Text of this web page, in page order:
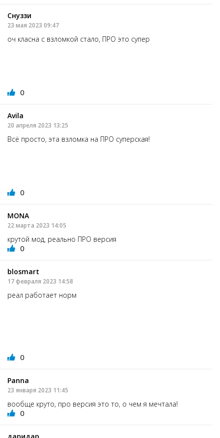
Снуззи
23 мая 2023 09:47
оч класна с взломкой стало, ПРО это супер
0
Avila
20 апреля 2023 13:25
Всё просто, эта взломка на ПРО суперская!
0
MONА
22 марта 2023 14:05
крутой мод, реально ПРО версия
0
blosmart
17 февраля 2023 14:58
реал работает норм
0
Panna
23 января 2023 11:45
вообще круто, про версия это то, о чем я мечтала!
0